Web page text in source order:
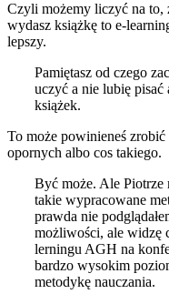
Czyli możemy liczyć na to,
wydasz książkę to e-
lepszy.
Pamiętasz od czego
uczyć a nie lubię pisać
książek.
To może powinieneś
opornych albo cos takiego.
Być może. Ale Piotrze
takie wypracowane
prawda nie
możliwości, ale widzę
lerningu AGH na
bardzo wysokim
metodykę nauczania.